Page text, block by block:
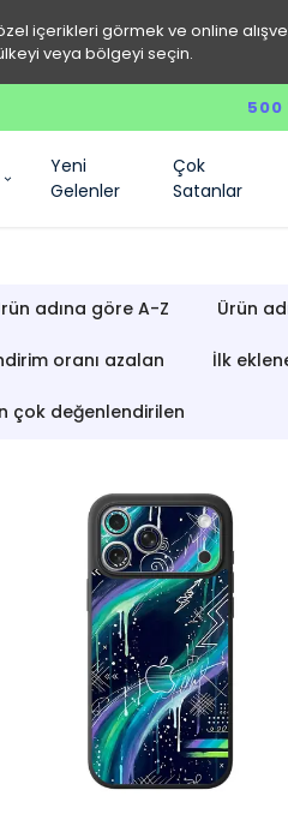
içerikleri görmek ve online
veya bölgeyi seçin.
500
Yeni
Gelenler
Çok
Satanlar
adına göre A-Z Ürün
oranı azalan İlk
çok değenlendirilen